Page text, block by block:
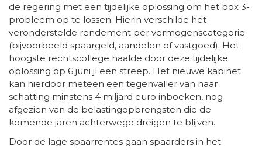
de regering met een tijdelijke oplossing om het box 3-
probleem op te lossen. Hierin verschilde het
veronderstelde rendement per vermogenscategorie
(bijvoorbeeld spaargeld, aandelen of vastgoed). Het
hoogste rechtscollege haalde door deze tijdelijke
oplossing op 6 juni jl een streep. Het nieuwe kabinet
kan hierdoor meteen een tegenvaller van naar
schatting minstens 4 miljard euro inboeken, nog
afgezien van de belastingopbrengsten die de
komende jaren achterwege dreigen te blijven.
Door de lage spaarrentes gaan spaarders in het